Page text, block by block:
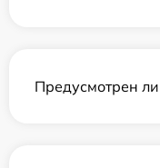
Предусмотрен